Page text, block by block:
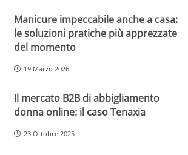
Manicure impeccabile anche a casa:
le soluzioni pratiche più apprezzate
del momento
19 Marzo 2026
Il mercato B2B di abbigliamento
donna online: il caso Tenaxia
23 Ottobre 2025